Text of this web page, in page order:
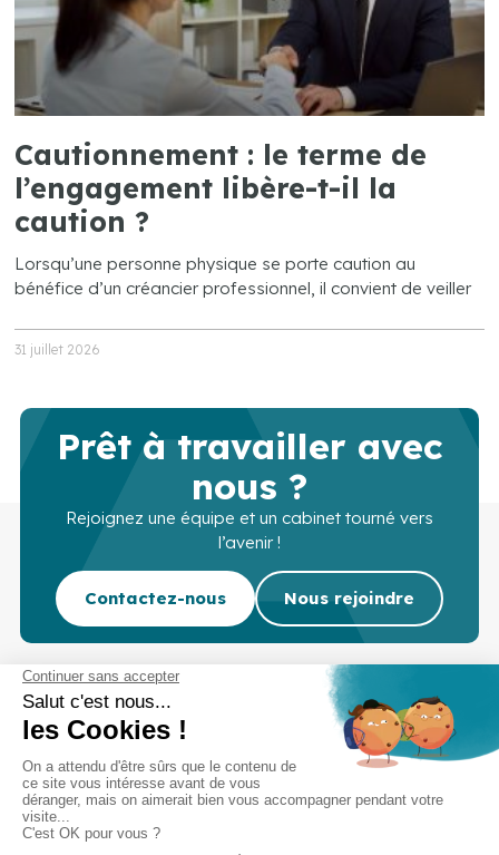
Cautionnement : le terme de
l’engagement libère-t-il la
caution ?
Lorsqu’une personne physique se porte caution au
bénéfice d’un créancier professionnel, il convient de veiller
31 juillet 2026
Prêt à travailler avec
nous ?
Rejoignez une équipe et un cabinet tourné vers
l’avenir !
Contactez-nous Nous rejoindre
Cabinet d’experts-comptables commissaires aux